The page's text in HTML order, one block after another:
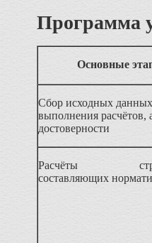
Программа
Основные
Сбор исходных
выполнения расчётов,
достоверности
Расчёты
составляющих